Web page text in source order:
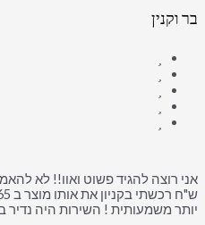
בר וקנין
יותר משמעותית ! השירות היה